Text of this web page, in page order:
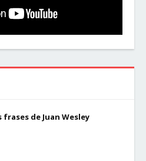
frases de Juan Wesley